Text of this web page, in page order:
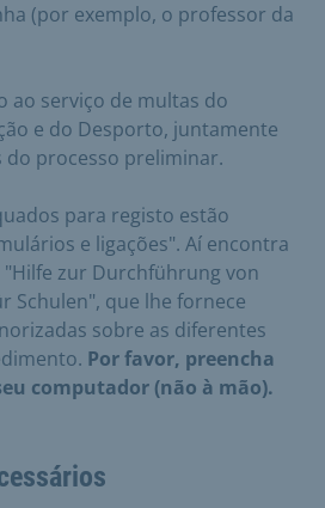
(por exemplo, o professor da
ao serviço de multas do
e do Desporto, juntamente
do processo preliminar.
para registo estão
e ligações". Aí encontra
zur Durchführung von
Schulen", que lhe fornece
sobre as diferentes
Por favor, preencha
computador (não à mão).